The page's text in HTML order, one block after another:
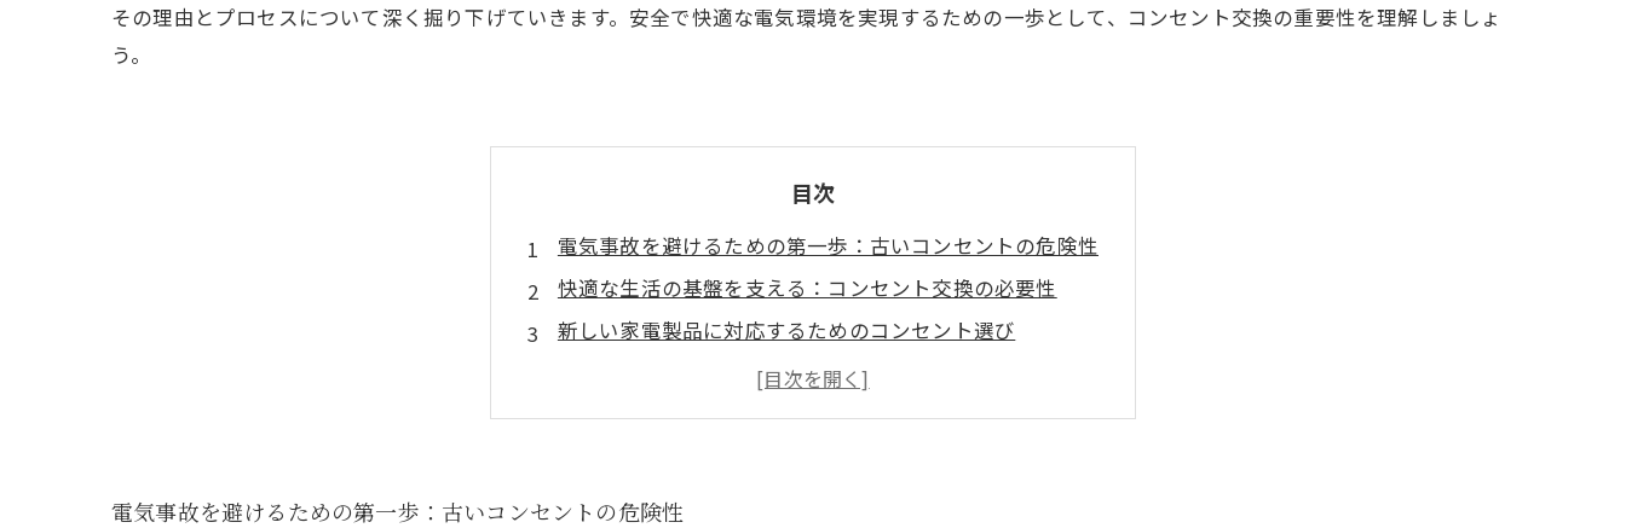
その理由とプロセスについて深く掘り下げていきます。安全で快適な電気環境を実現するための一歩として、コンセント交換の重要性を理解しましょ
う。
目次
電気事故を避けるための第一歩：古いコンセントの危険性
快適な生活の基盤を支える：コンセント交換の必要性
新しい家電製品に対応するためのコンセント選び
最新トレンドを取り入れた電気工事の実現
専門家が教える！コンセント交換のプロセスとポイント
未来の電気環境を作る：今すぐできるコンセント交換
電気事故を避けるための第一歩：古いコンセントの危険性